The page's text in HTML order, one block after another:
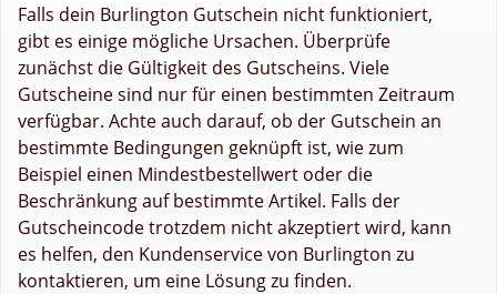
Falls dein Burlington Gutschein nicht funktioniert,
gibt es einige mögliche Ursachen. Überprüfe
zunächst die Gültigkeit des Gutscheins. Viele
Gutscheine sind nur für einen bestimmten Zeitraum
verfügbar. Achte auch darauf, ob der Gutschein an
bestimmte Bedingungen geknüpft ist, wie zum
Beispiel einen Mindestbestellwert oder die
Beschränkung auf bestimmte Artikel. Falls der
Gutscheincode trotzdem nicht akzeptiert wird, kann
es helfen, den Kundenservice von Burlington zu
kontaktieren, um eine Lösung zu finden.